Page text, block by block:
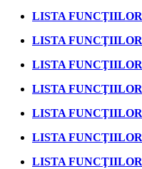
LISTA
LISTA
LISTA
LISTA
LISTA
LISTA
LISTA